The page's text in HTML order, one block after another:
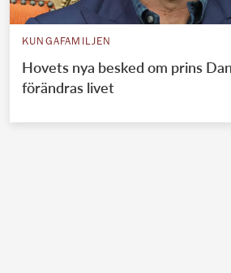
KUNGAFAMILJEN
Hovets nya besked om prins
förändras livet